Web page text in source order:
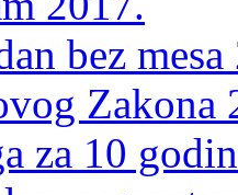
bez
Zakona
za 10